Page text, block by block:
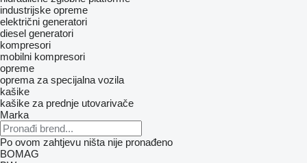
industrijske opreme
električni generatori
diesel generatori
kompresori
mobilni kompresori
opreme
oprema za specijalna vozila
kašike
kašike za prednje utovarivače
Marka
Po ovom zahtjevu ništa nije pronađeno
BOMAG